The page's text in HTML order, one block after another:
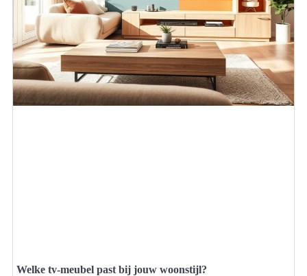
Welke tv-meubel past bij jouw woonstijl?